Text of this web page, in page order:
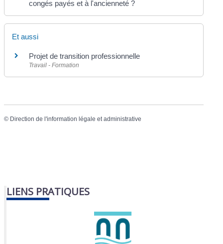
congés payés et à l'ancienneté ?
Et aussi
Projet de transition professionnelle
Travail - Formation
© Direction de l'information légale et administrative
LIENS PRATIQUES